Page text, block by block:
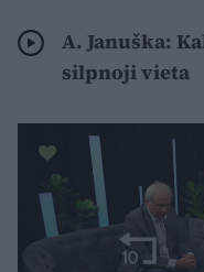
A. Januška:
silpnoji vieta